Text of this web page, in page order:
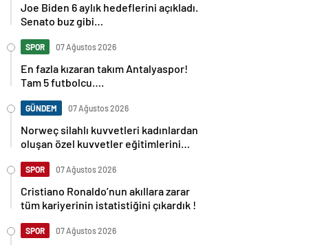
Joe Biden 6 aylık hedeflerini açıkladı.
Senato buz gibi…
SPOR 07 Ağustos 2026
En fazla kızaran takım Antalyaspor!
Tam 5 futbolcu….
GÜNDEM 07 Ağustos 2026
Norweç silahlı kuvvetleri kadınlardan
oluşan özel kuvvetler eğitimlerini
SPOR 07 Ağustos 2026
Cristiano Ronaldo’nun akıllara zarar
tüm kariyerinin istatistiğini çıkardık !
SPOR 07 Ağustos 2026